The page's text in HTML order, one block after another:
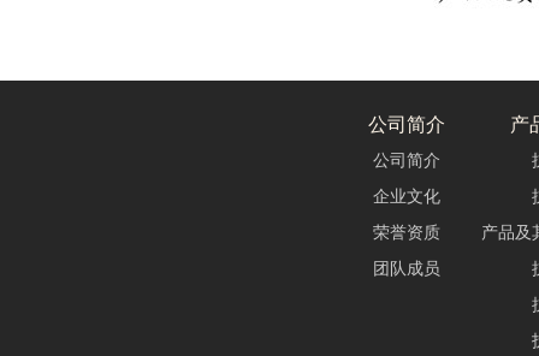
公司简介
公司简介
企业文化
荣誉资质
团队成员
产
产品及